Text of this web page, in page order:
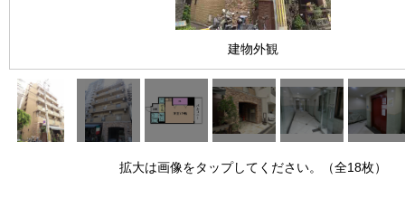
建物外観
拡大は画像をタップしてください。（全18枚）